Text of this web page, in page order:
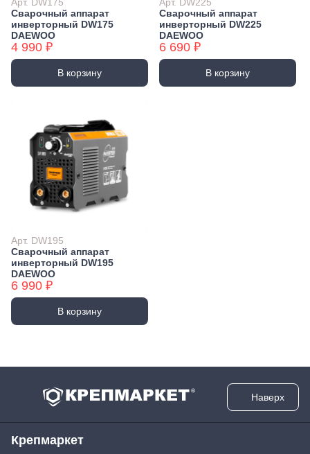
Сварочный аппарат
инверторный DW175
DAEWOO
4 990 ₽
В корзину
Сварочный аппарат
инверторный DW225
DAEWOO
6 690 ₽
В корзину
Арт. DW195
Сварочный аппарат
инверторный DW195
DAEWOO
6 990 ₽
В корзину
Наверх
Крепмаркет